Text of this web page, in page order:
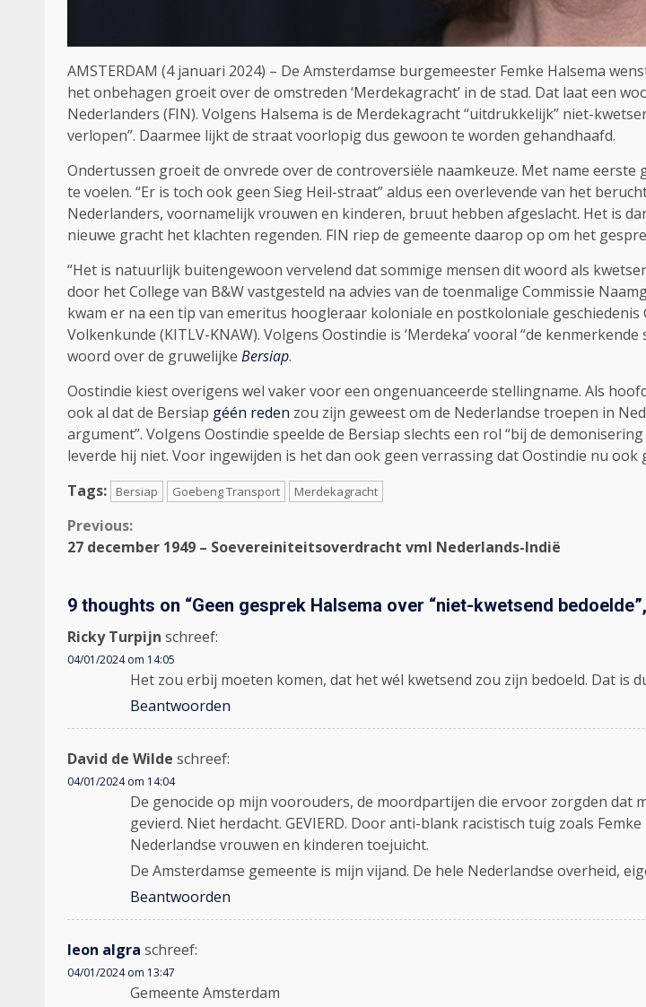
AMSTERDAM (4 januari 2024) – De Amsterdamse burgemeester Femke Halsema
het onbehagen groeit over de omstreden ‘Merdekagracht’ in de stad. Dat laat een
Nederlanders (FIN). Volgens Halsema is de Merdekagracht “uitdrukkelijk” niet-
verlopen”. Daarmee lijkt de straat voorlopig dus gewoon te worden gehandhaafd.
Ondertussen groeit de onvrede over de controversiële naamkeuze. Met name
te voelen. “Er is toch ook geen Sieg Heil-straat” aldus een overlevende van het
Nederlanders, voornamelijk vrouwen en kinderen, bruut hebben afgeslacht. Het is
nieuwe gracht het klachten regenden. FIN riep de gemeente daarop op om het
“Het is natuurlijk buitengewoon vervelend dat sommige mensen dit woord als
door het College van B&W vastgesteld na advies van de toenmalige Commissie
kwam er na een tip van emeritus hoogleraar koloniale en postkoloniale
Volkenkunde (KITLV-KNAW). Volgens Oostindie is ‘Merdeka’ vooral “de
woord over de gruwelijke Bersiap.
Oostindie kiest overigens wel vaker voor een ongenuanceerde stellingname. Als
ook al dat de Bersiap géén reden zou zijn geweest om de Nederlandse troepen in
argument”. Volgens Oostindie speelde de Bersiap slechts een rol “bij de
leverde hij niet. Voor ingewijden is het dan ook geen verrassing dat Oostindie nu
Tags:
Bersiap Goebeng Transport Merdekagracht
Continue
Previous:
27 december 1949 – Soevereiniteitsoverdracht vml Nederlands-Indië
9 thoughts on “Geen gesprek Halsema over “niet-kwetsend
Ricky Turpijn schreef:
04/01/2024 om 14:05
Het zou erbij moeten komen, dat het wél kwetsend zou zijn bedoeld. Dat is
Beantwoorden
David de Wilde schreef:
04/01/2024 om 14:04
De genocide op mijn voorouders, de moordpartijen die ervoor zorgden
gevierd. Niet herdacht. GEVIERD. Door anti-blank racistisch tuig zoals
Nederlandse vrouwen en kinderen toejuicht.
De Amsterdamse gemeente is mijn vijand. De hele Nederlandse overheid,
Beantwoorden
leon algra schreef:
04/01/2024 om 13:47
Gemeente Amsterdam